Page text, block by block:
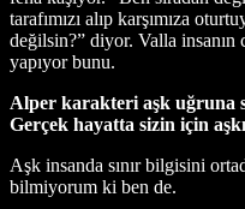
tarafımızı alıp karşımıza
değilsin?” diyor. Valla insanın
yapıyor bunu.
Alper karakteri aşk uğruna
Gerçek hayatta sizin için
Aşk insanda sınır bilgisini
bilmiyorum ki ben de.